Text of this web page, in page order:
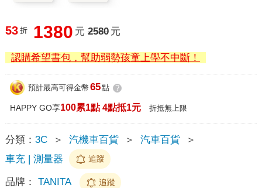
53 折 1380 元 2580 元
認購希望書包，幫助弱勢孩童上學不中斷！
預計最高可得金幣 65點 ?
HAPPY GO享100累1點 4點抵1元 折抵無上限
分類： 3C ＞ 汽機車百貨 ＞ 汽車百貨
＞
車充 | 測量器
追蹤
品牌： TANITA 追蹤